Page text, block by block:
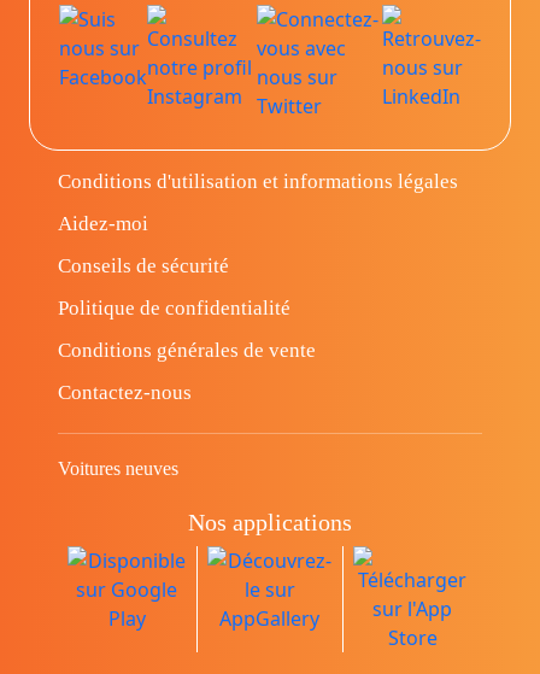
Conditions d'utilisation et informations légales
Aidez-moi
Conseils de sécurité
Politique de confidentialité
Conditions générales de vente
Contactez-nous
Voitures neuves
Nos applications